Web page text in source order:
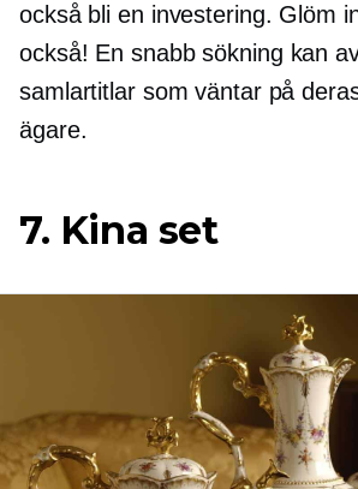
också bli en investering. Glöm
också! En snabb sökning kan
samlartitlar som väntar på
ägare.
7. Kina set